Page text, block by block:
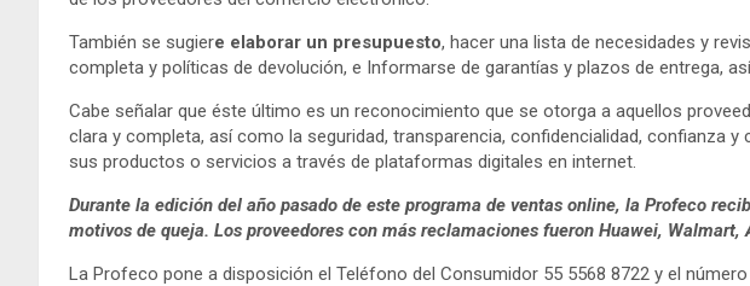
También se sugiere elaborar un presupuesto, hacer una lista de necesidades y
completa y políticas de devolución, e Informarse de garantías y plazos de entrega,
Cabe señalar que éste último es un reconocimiento que se otorga a aquellos
clara y completa, así como la seguridad, transparencia, confidencialidad, confianza
sus productos o servicios a través de plataformas digitales en internet.
Durante la edición del año pasado de este programa de ventas online, la Profeco
motivos de queja. Los proveedores con más reclamaciones fueron Huawei,
La Profeco pone a disposición el Teléfono del Consumidor 55 5568 8722 y el